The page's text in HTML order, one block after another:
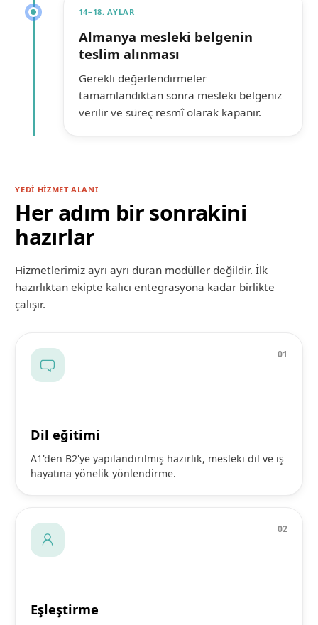
14–18. AYLAR
Almanya mesleki belgenin
teslim alınması
Gerekli değerlendirmeler
tamamlandıktan sonra mesleki belgeniz
verilir ve süreç resmî olarak kapanır.
YEDI HIZMET ALANI
Her adım bir sonrakini
hazırlar
Hizmetlerimiz ayrı ayrı duran modüller değildir. İlk
hazırlıktan ekipte kalıcı entegrasyona kadar birlikte
çalışır.
01
Dil eğitimi
A1'den B2'ye yapılandırılmış hazırlık, mesleki dil ve iş
hayatına yönelik yönlendirme.
02
Eşleştirme